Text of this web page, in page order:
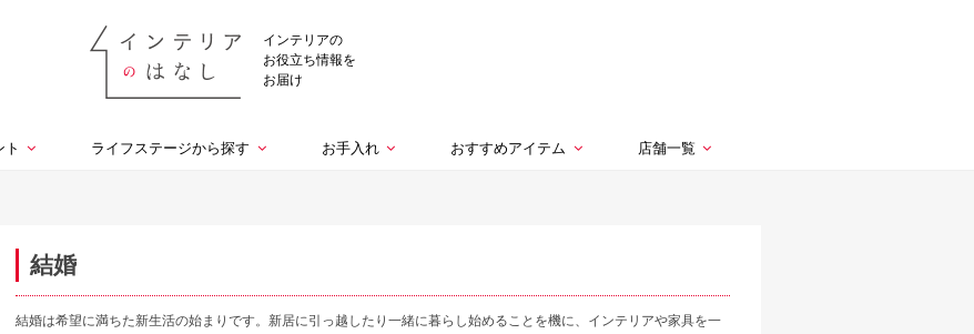
インテリアの
お役立ち情報を
お届け
ト ライフステージから探す お手入れ おすすめアイテム 店舗一覧
結婚
結婚は希望に満ちた新生活の始まりです。新居に引っ越したり一緒に暮らし始めることを機に、インテリアや家具を一